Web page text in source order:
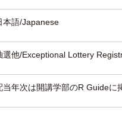
本語/Japanese
選他/Exceptional Lottery
当年次は開講学部のR Guideに